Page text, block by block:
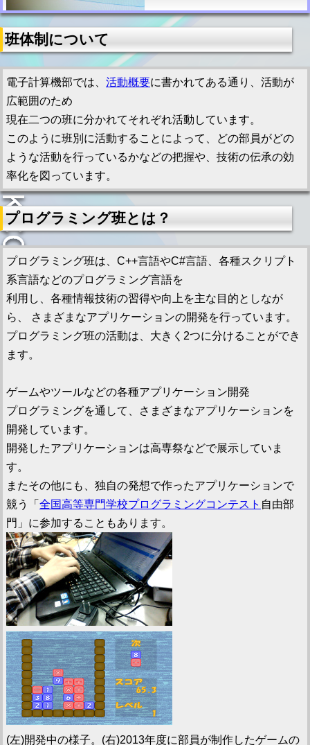
班体制について
電子計算機部では、 活動概要に書かれてある通り、活動が
広範囲のため
現在二つの班に分かれてそれぞれ活動しています。
このように班別に活動することによって、どの部員がどの
ような活動を行っているかなどの把握や、技術の伝承の効
率化を図っています。
プログラミング班とは？
プログラミング班は、C++言語やC#言語、各種スクリプト
系言語などのプログラミング言語を
利用し、各種情報技術の習得や向上を主な目的としなが
ら、 さまざまなアプリケーションの開発を行っています。
プログラミング班の活動は、大きく2つに分けることができ
ます。
ゲームやツールなどの各種アプリケーション開発
プログラミングを通して、さまざまなアプリケーションを
開発しています。
開発したアプリケーションは高専祭などで展示していま
す。
またその他にも、独自の発想で作ったアプリケーションで
競う「 全国高等専門学校プログラミングコンテスト 自由部
門」に参加することもあります。
(左)開発中の様子。(右)2013年度に部員が制作したゲームの